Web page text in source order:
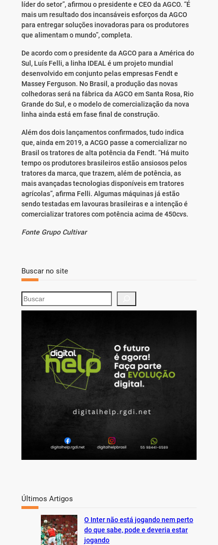
líder do setor”, afirmou o presidente e CEO da AGCO. “É
mais um resultado dos incansáveis esforços da AGCO
para entregar soluções inovadoras para os produtores
que alimentam o mundo”, completa.
De acordo com o presidente da AGCO para a América do
Sul, Luís Felli, a linha IDEAL é um projeto mundial
desenvolvido em conjunto pelas empresas Fendt e
Massey Ferguson. No Brasil, a produção das novas
colhedoras será na fábrica da AGCO em Santa Rosa, Rio
Grande do Sul, e o modelo de comercialização da nova
linha ainda está em fase final de construção.
Além dos dois lançamentos confirmados, tudo indica
que, ainda em 2019, a ACGO passe a comercializar no
Brasil os tratores de alta potência da Fendt. “Há muito
tempo os produtores brasileiros estão ansiosos pelos
tratores da marca, que trazem, além de potência, as
mais avançadas tecnologias disponíveis em tratores
agrícolas”, afirma Felli. Algumas máquinas já estão
sendo testadas em lavouras brasileiras e a intenção é
comercializar tratores com potência acima de 450cvs.
Fonte Grupo Cultivar
Buscar no site
S
e
Últimos Artigos
O Inter não está jogando nem perto
do que sabe, pode e deveria estar
jogando